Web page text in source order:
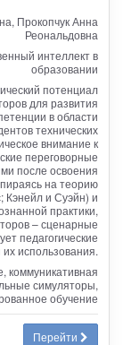
Прокопчук Анна
Реональдовна
интеллект в
образовании
потенциал
для развития
в области
технических
внимание к
переговорные
после освоения
на теорию
Кэнейл и Суэйн) и
практики,
– сценарные
педагогические
использования.
коммуникативная
симуляторы,
обучение
Перейти